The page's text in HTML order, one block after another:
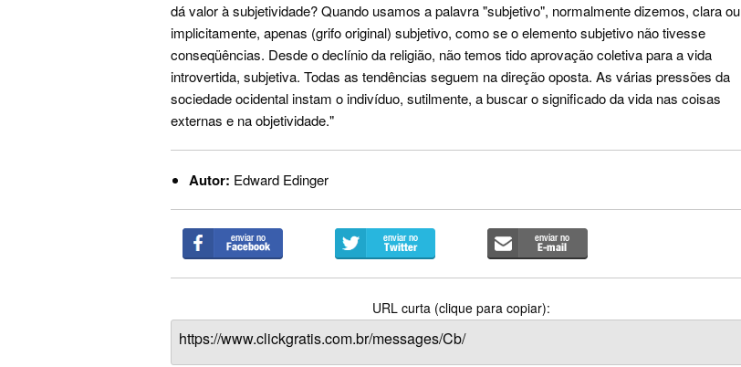
dá valor à subjetividade? Quando usamos a palavra "subjetivo", normalmente dizemos, clara ou
implicitamente, apenas (grifo original) subjetivo, como se o elemento subjetivo não tivesse
conseqüências. Desde o declínio da religião, não temos tido aprovação coletiva para a vida
introvertida, subjetiva. Todas as tendências seguem na direção oposta. As várias pressões da
sociedade ocidental instam o indivíduo, sutilmente, a buscar o significado da vida nas coisas
externas e na objetividade."
Autor: Edward Edinger
URL curta (clique para copiar):